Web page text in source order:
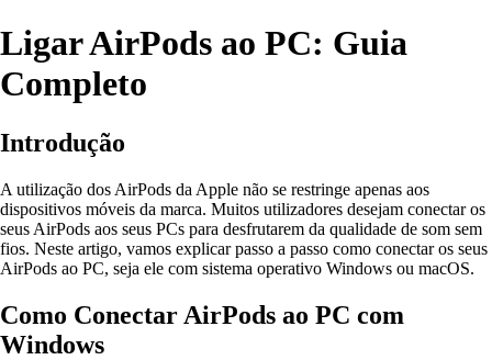
Ligar AirPods ao PC: Guia
Completo
Introdução
A utilização dos AirPods da Apple não se restringe apenas aos
dispositivos móveis da marca. Muitos utilizadores desejam conectar os
seus AirPods aos seus PCs para desfrutarem da qualidade de som sem
fios. Neste artigo, vamos explicar passo a passo como conectar os seus
AirPods ao PC, seja ele com sistema operativo Windows ou macOS.
Como Conectar AirPods ao PC com
Windows